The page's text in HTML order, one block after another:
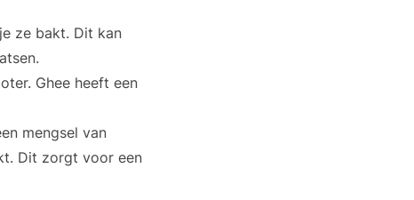
ze bakt. Dit kan
Ghee heeft een
mengsel van
Dit zorgt voor een